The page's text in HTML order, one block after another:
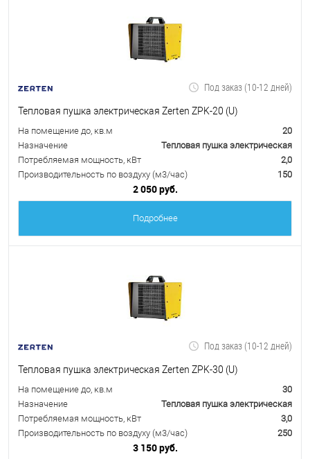
Под заказ (10-12 дней)
Тепловая пушка электрическая Zerten ZPK-20 (U)
На помещение до, кв.м
20
Назначение
Тепловая пушка электрическая
Потребляемая мощность, кВт
2,0
Производительность по воздуху (м3/час)
150
2 050 руб.
Подробнее
Под заказ (10-12 дней)
Тепловая пушка электрическая Zerten ZPK-30 (U)
На помещение до, кв.м
30
Назначение
Тепловая пушка электрическая
Потребляемая мощность, кВт
3,0
Производительность по воздуху (м3/час)
250
3 150 руб.